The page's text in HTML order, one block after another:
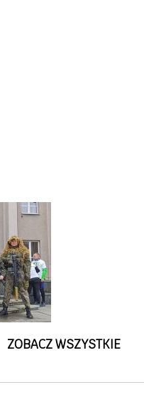
ZOBACZ WSZYSTKIE